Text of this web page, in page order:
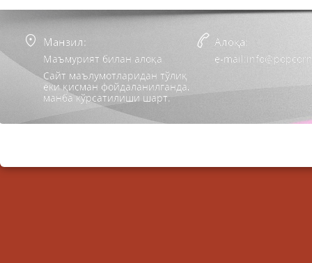
Манзил:
Маъмурият билан алоқа
Сайт маълумотларидан тўлиқ
ёки қисман фойдаланилганда,
манба кўрсатилиши шарт.
Алоқа:
e-